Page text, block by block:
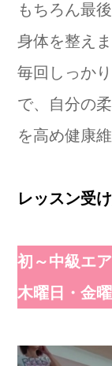
もちろん最
身体を整えま
毎回しっか
で、自分の
を高め健康
レッスン受
初～中級エ
木曜日・金